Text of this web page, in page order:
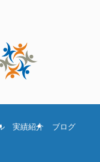
実績紹介 ブログ